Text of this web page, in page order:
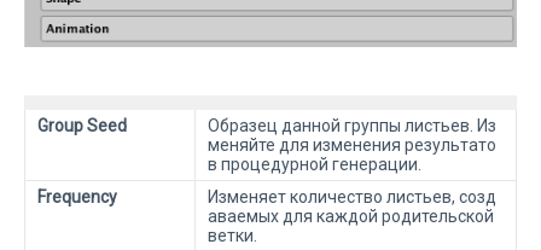
Group Seed
Образец данной группы листьев. Из
меняйте для изменения результато
в процедурной генерации.
Frequency
Изменяет количество листьев, созд
аваемых для каждой родительской
ветки.